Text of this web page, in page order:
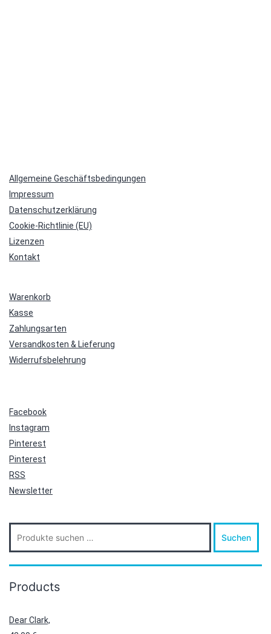
Allgemeine Geschäftsbedingungen
Impressum
Datenschutzerklärung
Cookie-Richtlinie (EU)
Lizenzen
Kontakt
Warenkorb
Kasse
Zahlungsarten
Versandkosten & Lieferung
Widerrufsbelehrung
Facebook
Instagram
Pinterest
Pinterest
RSS
Newsletter
Suche
nach:
Suchen
Products
Dear Clark,